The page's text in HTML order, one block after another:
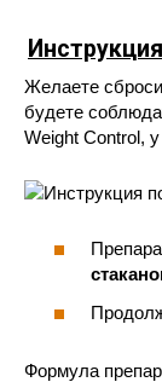
Желаете
будете
Weight Control,
Формула